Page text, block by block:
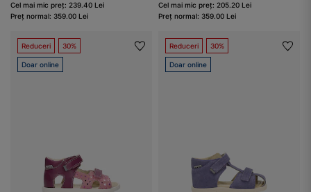
Cel mai mic preț: 239.40 Lei
Preț normal: 359.00 Lei
Cel mai mic preț: 205.20 Lei
Preț normal: 359.00 Lei
Reduceri 30%
Doar online
Reduceri 30%
Doar online